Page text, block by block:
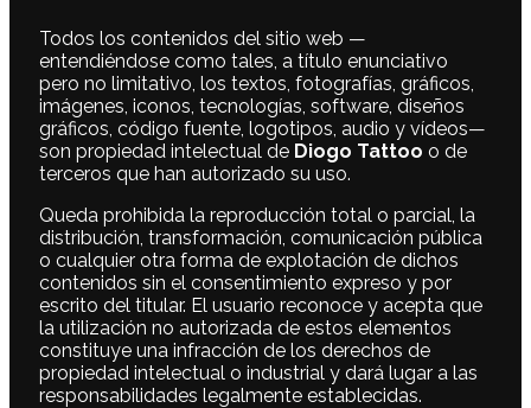
Todos los contenidos del sitio web —
entendiéndose como tales, a título enunciativo
pero no limitativo, los textos, fotografías, gráficos,
imágenes, iconos, tecnologías, software, diseños
gráficos, código fuente, logotipos, audio y vídeos—
son propiedad intelectual de Diogo Tattoo o de
terceros que han autorizado su uso.
Queda prohibida la reproducción total o parcial, la
distribución, transformación, comunicación pública
o cualquier otra forma de explotación de dichos
contenidos sin el consentimiento expreso y por
escrito del titular. El usuario reconoce y acepta que
la utilización no autorizada de estos elementos
constituye una infracción de los derechos de
propiedad intelectual o industrial y dará lugar a las
responsabilidades legalmente establecidas.